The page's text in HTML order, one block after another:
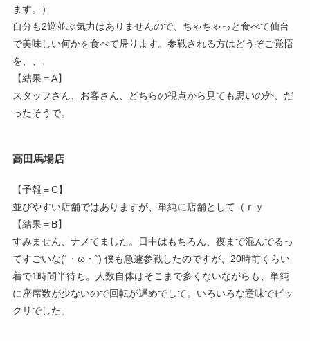
ます。）
自分も2巡並ぶ気力はありませんので、ちゃちゃっと食べて仙台
で美味しい何かを食べて帰ります。参戦される方はどうぞご覚悟
を、、、
【結果＝A】
スタッフさん、お客さん、どちらの視点から見ても思いの外、だ
ったそうで。
高田馬場店
【予報＝C】
並びやすい店舗ではありますが、単純に店舗として（ｒｙ
【結果＝B】
すみません、ナメてました。日中はもちろん、夜まで混んでるっ
てすごいな(´・ω・`) 僕も急遽参戦したのですが、20時前くらい
着で1時間半待ち。人数自体はそこまで多くないながらも、単純
に座席数が少ないので回転が遅めでして。いろいろな意味でビッ
クリでした。